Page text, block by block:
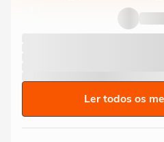
Ler todos os